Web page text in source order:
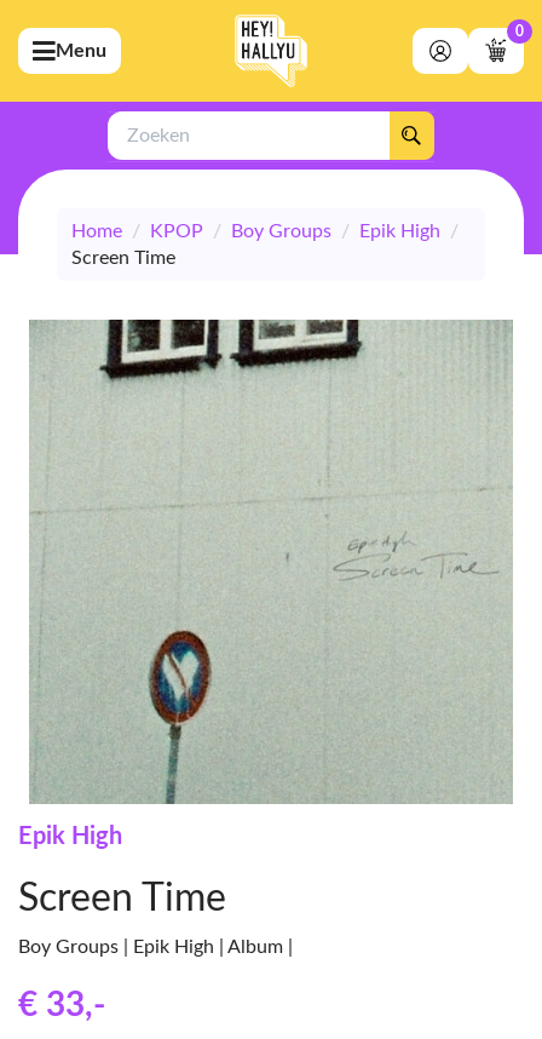
(Artiesten)
(Merchandise)
(Exclusive)
(Winkel)
Menu
0
Zoeken
Home / KPOP / Boy Groups / Epik High
/
Screen Time
Epik High
Screen Time
Boy Groups | Epik High | Album |
€ 33,-